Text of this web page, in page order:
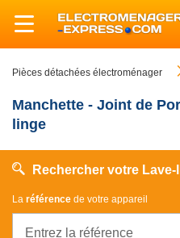
Pièces détachées électroménager
Manchette - Joint de
linge
Rechercher votre Lave-
La référence de votre appareil